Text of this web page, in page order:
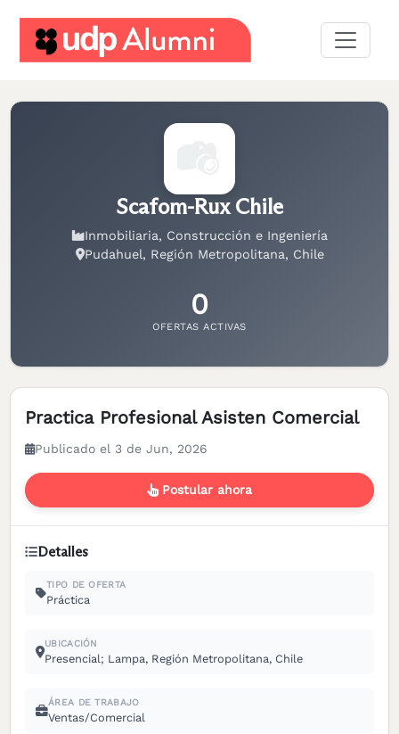
profesional
Servicios
Scafom-Rux Chile
Inmobiliaria, Construcción e Ingeniería
Pudahuel, Región Metropolitana, Chile
0
OFERTAS ACTIVAS
Practica Profesional Asisten Comercial
Publicado el 3 de Jun, 2026
Postular ahora
Detalles
TIPO DE OFERTA
Práctica
UBICACIÓN
Presencial; Lampa, Región Metropolitana, Chile
ÁREA DE TRABAJO
Ventas/Comercial